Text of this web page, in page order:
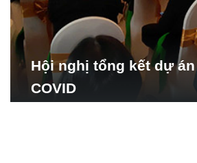
Hội nghị tổng kết dự án
COVID